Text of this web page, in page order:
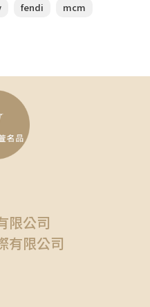
fendi mcm
限公司
有限公司